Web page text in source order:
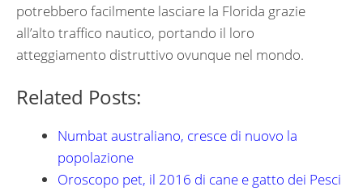
potrebbero facilmente lasciare la Florida grazie
all’alto traffico nautico, portando il loro
atteggiamento distruttivo ovunque nel mondo.
Related Posts:
Numbat australiano, cresce di nuovo la
popolazione
Oroscopo pet, il 2016 di cane e gatto dei Pesci